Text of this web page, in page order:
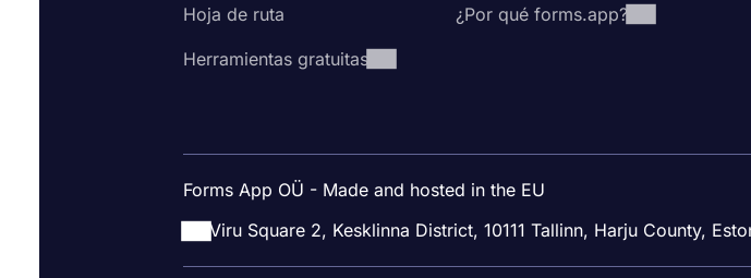
Hoja de ruta
Herramientas gratuitas
¿Por qué forms.app?
Forms App OÜ - Made and hosted in the EU
Viru Square 2, Kesklinna District, 10111 Tallinn, Harju County,